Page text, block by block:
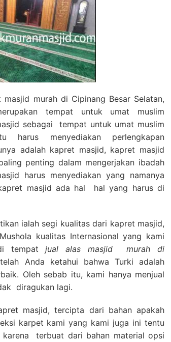
murah di Cipinang Besar Selatan,
tempat untuk umat muslim
sebagai tempat untuk umat muslim
harus menyediakan perlengkapan
adalah kapret masjid, kapret masjid
penting dalam mengerjakan ibadah
harus menyediakan yang namanya
masjid ada hal hal yang harus di
ialah segi kualitas dari kapret masjid,
kualitas Internasional yang kami
tempatjual alas masjid
murah di
Anda ketahui bahwa Turki adalah
Oleh sebab itu, kami hanya menjual
diragukan lagi.
masjid, tercipta dari bahan apakah
karpet kami yang kami juga ini tentu
karena terbuat dari bahan material opsi